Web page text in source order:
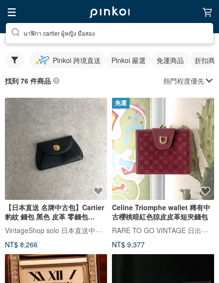
นาฬิกา cartier ผู้หญิง มือสอง
Pinkoi 跨境直送 Pinkoi 嚴選 免運商品 折扣商
找到 76 件商品 熱門程度優先
【日本直送 名牌中古包】Cartier
豹紋 錢包 黑色 皮革 零錢包
vintage 古董 舊款 3p6cxj
VintageShop solo 日本直送中古包專賣店
NT$ 8,266
免運
Celine Triomphe wallet 稀有中
古櫻桃暗紅色猄皮皮革短夾錢包
RARE TO GO VINTAGE 日出中古研究所 | 中古名牌選品店
NT$ 9,377